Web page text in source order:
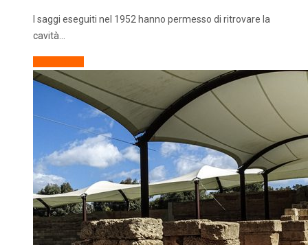
I saggi eseguiti nel 1952 hanno permesso di ritrovare la
cavità…